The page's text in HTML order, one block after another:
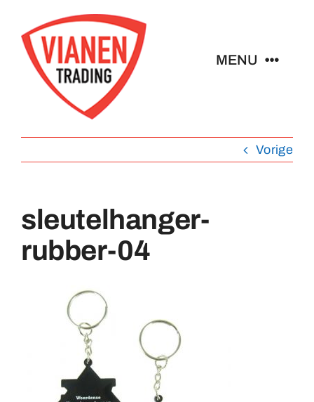
naar
inhoud
MENU
Buttons
Pins
Emblemen
Sleutelhangers
Magneten
Vorige
sleutelhanger-
rubber-04